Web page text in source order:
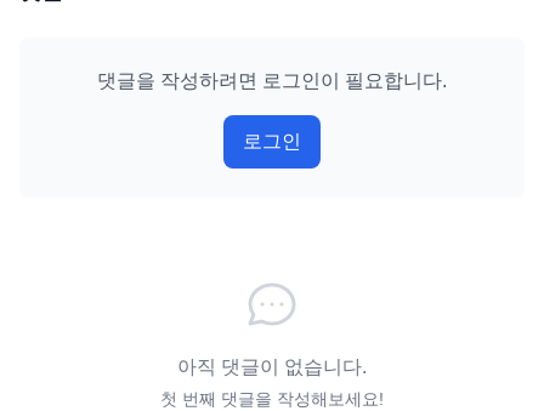
댓글을 작성하려면 로그인이 필요합니다.
로그인
아직 댓글이 없습니다.
첫 번째 댓글을 작성해보세요!